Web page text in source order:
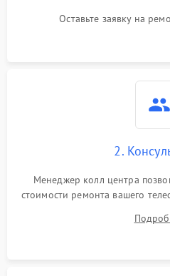
Оставьте заявку на
2.
Менеджер колл центра
стоимости ремонта вашего